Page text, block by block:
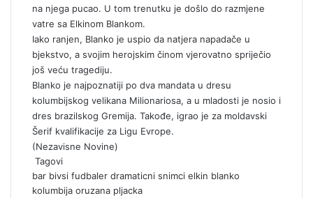
na njega pucao. U tom trenutku je došlo do razmjene
vatre sa Еlkinom Blankom.
Iako ranjen, Blanko je uspio da natjera napadače u
bjekstvo, a svojim herojskim činom vjerovatno spriječio
još veću tragediju.
Blanko je najpoznatiji po dva mandata u dresu
kolumbijskog velikana Milionariosa, a u mladosti je nosio i
dres brazilskog Gremija. Takođe, igrao je za moldavski
Šerif kvalifikacije za Ligu Еvrope.
(Nezavisne Novine)
Tagovi
bar bivsi fudbaler dramaticni snimci elkin blanko
kolumbija oruzana pljacka